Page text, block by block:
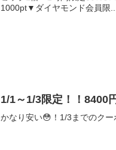
1000pt▼ダイヤモンド会員限...
1/1～1/3限定！！8400
かなり安い😳！1/3までのク